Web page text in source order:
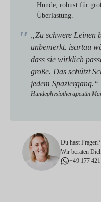
Hunde, robust für
Überlastung.
„Zu schwere
unbemerkt. isartau
dass sie wirklich
große. Das schützt
jedem Spaziergang.“
Hundephysiotherapeutin
Du hast Fragen?
Wir beraten
+49 177